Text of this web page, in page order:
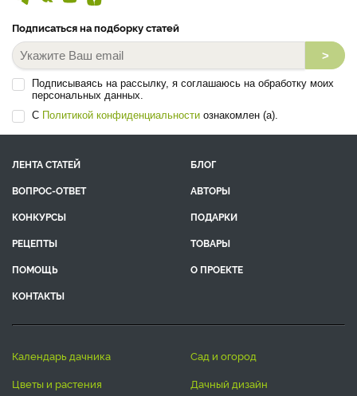
Подписаться на подборку статей
>
Подписываясь на рассылку, я соглашаюсь на обработку моих
персональных данных.
С Политикой конфиденциальности ознакомлен (а).
ЛЕНТА СТАТЕЙ
БЛОГ
ВОПРОС-ОТВЕТ
АВТОРЫ
КОНКУРСЫ
ПОДАРКИ
РЕЦЕПТЫ
ТОВАРЫ
ПОМОЩЬ
О ПРОЕКТЕ
КОНТАКТЫ
календарь дачника
сад и огород
цветы и растения
дачный дизайн